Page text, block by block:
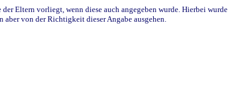
Eltern vorliegt, wenn diese auch angegeben wurde. Hierbei wurde
von der Richtigkeit dieser Angabe ausgehen.